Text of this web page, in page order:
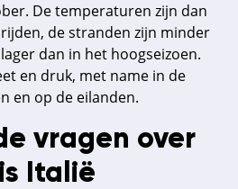
De temperaturen zijn dan
de stranden zijn minder
dan in het hoogseizoen.
en druk, met name in de
en op de eilanden.
vragen over
Italië